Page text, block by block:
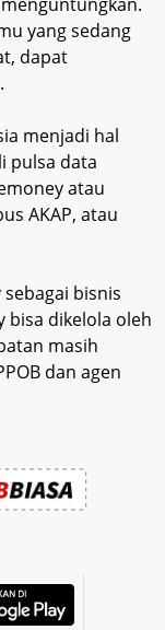
yang sedang
dapat
menjadi hal
pulsa data
atau
AKAP, atau
bisnis
bisa dikelola oleh
masih
dan agen